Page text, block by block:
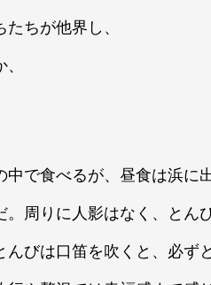
ちが他界し、
で食べるが、昼食は浜に
周りに人影はなく、とん
びは口笛を吹くと、必ず